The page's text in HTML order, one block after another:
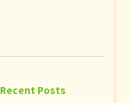
Recent Posts